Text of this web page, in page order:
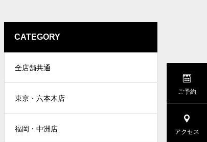
CATEGORY
全店舗共通
東京・六本木店
福岡・中洲店
ご予約
アクセス